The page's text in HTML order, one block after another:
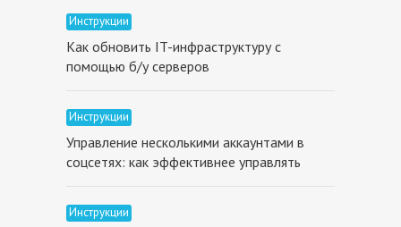
Инструкции
Как обновить IT-инфраструктуру с
помощью б/у серверов
Инструкции
Управление несколькими аккаунтами в
соцсетях: как эффективнее управлять
Инструкции